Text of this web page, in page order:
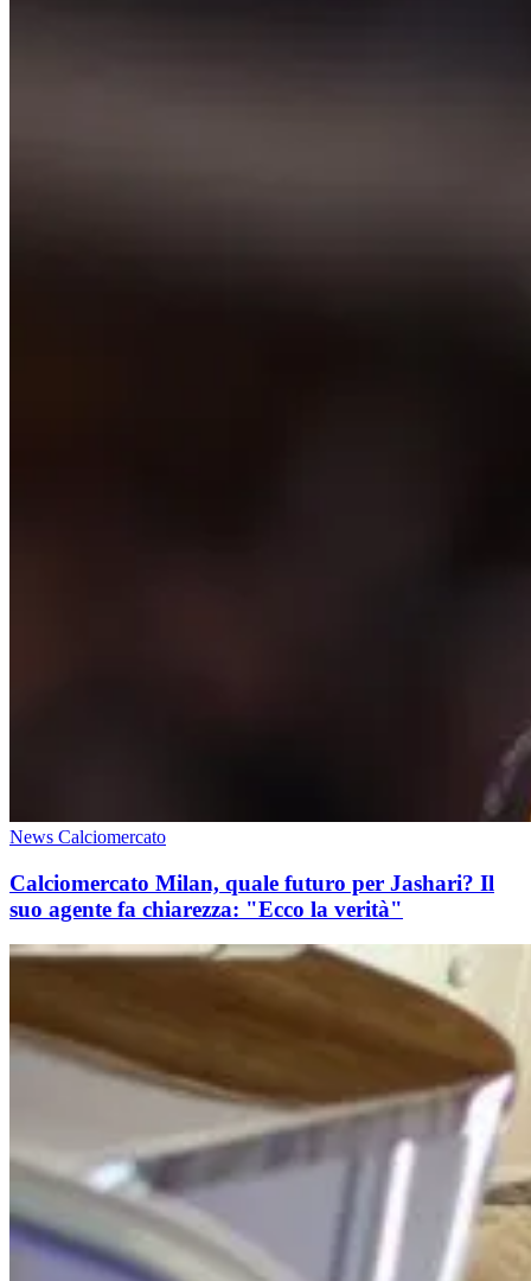
News Calciomercato
Calciomercato Milan, quale futuro per Jashari? Il
suo agente fa chiarezza: "Ecco la verità"